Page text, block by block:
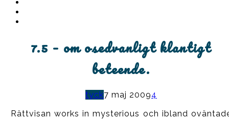
7.5 – om osedvanligt klantigt
beteende.
tyck7 maj 20094
Rättvisan works in mysterious och ibland